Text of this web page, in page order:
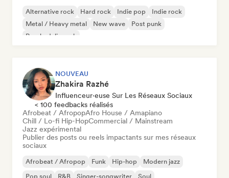
Alternative rock Hard rock Indie pop
Indie rock
Metal / Heavy metal
New wave
Post punk
Psychedelic rock
NOUVEAU
Zhakira Razhé
Influenceur·euse Sur Les Réseaux Sociaux
< 100 feedbacks réalisés
Afrobeat / AfropopAfro House / Amapiano
Chill / Lo-fi Hip-HopCommercial / Mainstream
Jazz expérimental
Publier des posts ou reels impactants sur mes réseaux
sociaux
Afrobeat / Afropop Funk Hip-hop
Modern jazz
Pop soul
R&B Singer-songwriter Soul